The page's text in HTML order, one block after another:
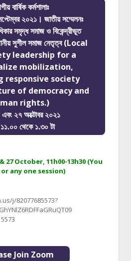
বার্ষিক কর্মশালাঃ
২০২১। জাতীয় সম্মেলনঃ
সমৃদ্ধ সমাজ ও বিকেন্দ্রীভূত
সুশীল সমাজ নেতৃত্ব (Local
leadership for a
mobilization,
responsive society
of democracy and
rights.)
২৭ অক্টোবর ২০২১
থেকে ১.৩০ টা
27 October, 11h00-13h30 (You
any one session)
j/82077685573?
Join Zoom